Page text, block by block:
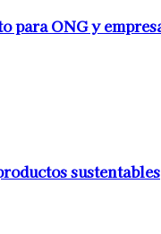
para ONG y
sustentables